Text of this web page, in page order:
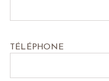
TÉLÉPHONE